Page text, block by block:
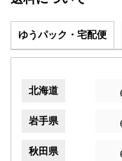
ゆうパック・宅配便
北海道
岩手県
秋田県